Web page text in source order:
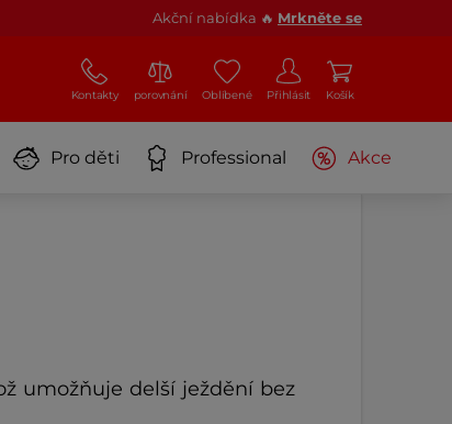
Akční nabídka 🔥 Mrkněte se
Kontakty porovnání Oblíbené Přihlásit Košík
Pro děti Professional Akce
umožňuje delší ježdění bez